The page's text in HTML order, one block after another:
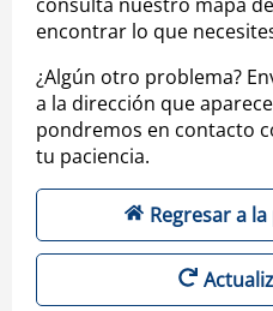
encontrar lo que
¿Algún otro problema?
a la dirección que
pondremos en contacto
tu paciencia.
Regresar a